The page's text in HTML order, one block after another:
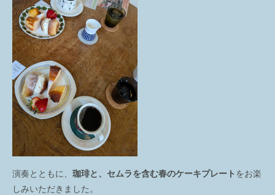
演奏とともに、 珈琲と、セムラを含む春のケーキプレート をお楽
しみいただきました。